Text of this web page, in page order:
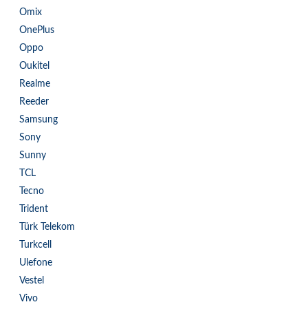
Omix
OnePlus
Oppo
Oukitel
Realme
Reeder
Samsung
Sony
Sunny
TCL
Tecno
Trident
Türk Telekom
Turkcell
Ulefone
Vestel
Vivo